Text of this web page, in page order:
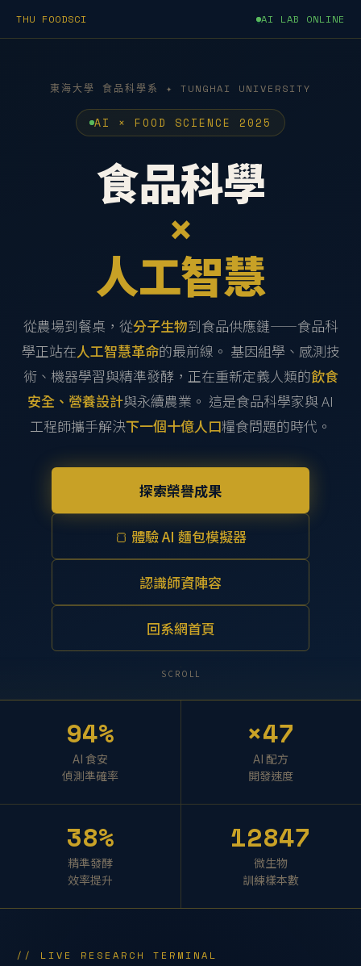
THU FOODSCI AI LAB ONLINE
東海大學 食品科學系 ✦ TUNGHAI UNIVERSITY
AI × FOOD SCIENCE 2025
食品科學
×
人工智慧
從農場到餐桌，從分子生物到食品供應鏈——食品科
學正站在人工智慧革命的最前線。 基因組學、感測技
術、機器學習與精準發酵，正在重新定義人類的飲食
安全、營養設計與永續農業。 這是食品科學家與 AI
工程師攜手解決下一個十億人口糧食問題的時代。
探索榮譽成果
🍞 體驗 AI 麵包模擬器
認識師資陣容
回系網首頁
SCROLL
94%
AI 食安
偵測準確率
×47
AI 配方
開發速度
38%
精準發酵
效率提升
12847
微生物
訓練樣本數
// LIVE RESEARCH TERMINAL